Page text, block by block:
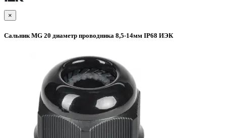
×
Сальник MG 20 диаметр проводника 8,5-14мм IP68 ИЭК